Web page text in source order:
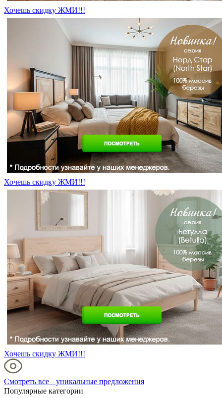
Хочешь скидку ЖМИ!!!
Хочешь скидку ЖМИ!!!
Хочешь скидку ЖМИ!!!
Смотреть все уникальные предложения
Популярные категории